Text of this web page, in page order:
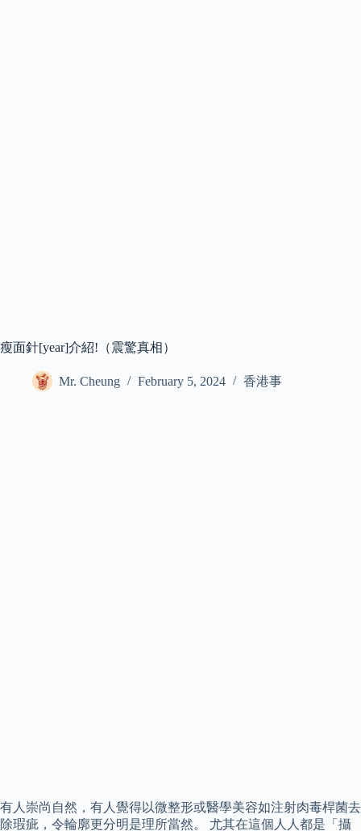
瘦面針[year]介紹!（震驚真相）
Mr. Cheung February 5, 2024 香港事
有人崇尚自然，有人覺得以微整形或醫學美容如注射肉毒桿菌去
除瑕疵，令輪廓更分明是理所當然。 尤其在這個人人都是「攝